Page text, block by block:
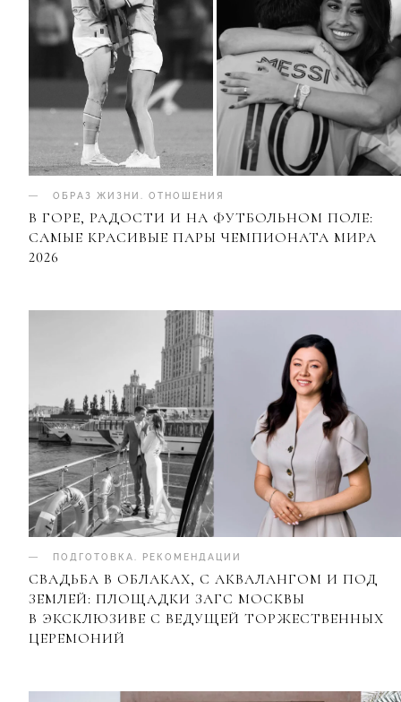
ОБРАЗ ЖИЗНИ ОТНОШЕНИЯ
В ГОРЕ, РАДОСТИ И НА ФУТБОЛЬНОМ ПОЛЕ:
САМЫЕ КРАСИВЫЕ ПАРЫ ЧЕМПИОНАТА МИРА
2026
ПОДГОТОВКА РЕКОМЕНДАЦИИ
СВАДЬБА В ОБЛАКАХ, С АКВАЛАНГОМ И ПОД
ЗЕМЛЕЙ: ПЛОЩАДКИ ЗАГС МОСКВЫ
В ЭКСКЛЮЗИВЕ С ВЕДУЩЕЙ ТОРЖЕСТВЕННЫХ
ЦЕРЕМОНИЙ